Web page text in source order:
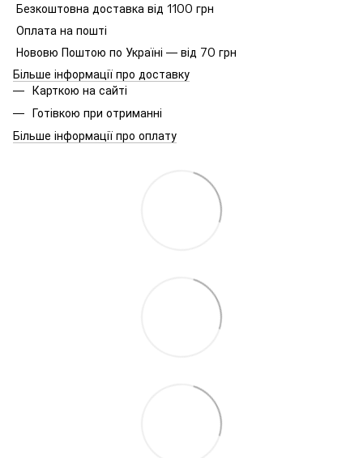
Безкоштовна доставка від 1100 грн
Оплата на пошті
Нововю Поштою по Україні — від 70 грн
Більше інформації про доставку
Карткою на сайті
Готівкою при отриманні
Більше інформації про оплату